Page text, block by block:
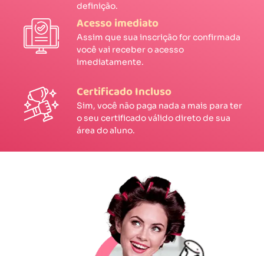
definição.
Acesso imediato
Assim que sua inscrição for confirmada
você vai receber o acesso
imediatamente.
Certificado Incluso
Sim, você não paga nada a mais para ter
o seu certificado válido direto de sua
área do aluno.